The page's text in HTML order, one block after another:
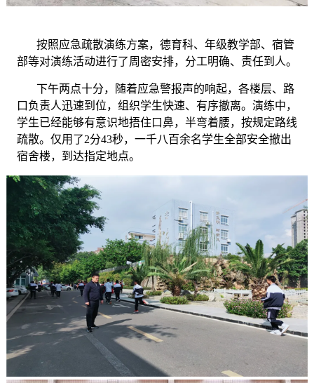
按照应急疏散演练方案，德育科、年级教学部、宿管
部等对演练活动进行了周密安排，分工明确、责任到人。
下午两点十分，随着应急警报声的响起，各楼层、路
口负责人迅速到位，组织学生快速、有序撤离。演练中，
学生已经能够有意识地捂住口鼻，半弯着腰，按规定路线
疏散。仅用了2分43秒，一千八百余名学生全部安全撤出
宿舍楼，到达指定地点。